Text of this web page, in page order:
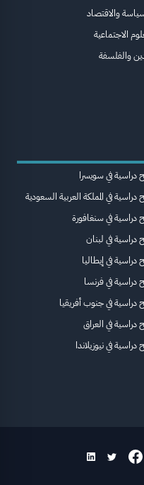
والاقتصاد
الاجتماعية
والفلسفة
دراسية في سويسرا
دراسية في المملكة العربية السعودية
دراسية في سنغافورة
دراسية في لبنان
دراسية في إيطاليا
دراسية في فرنسا
دراسية في جنوب أفريقيا
دراسية في العراق
دراسية في نيوزيلاندا